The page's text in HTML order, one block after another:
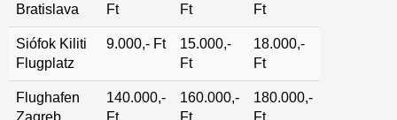
Bratislava
Ft
Ft
Ft
Siófok Kiliti
Flugplatz
9.000,- Ft
15.000,-
Ft
18.000,-
Ft
Flughafen
Zagreb
140.000,-
Ft
160.000,-
Ft
180.000,-
Ft